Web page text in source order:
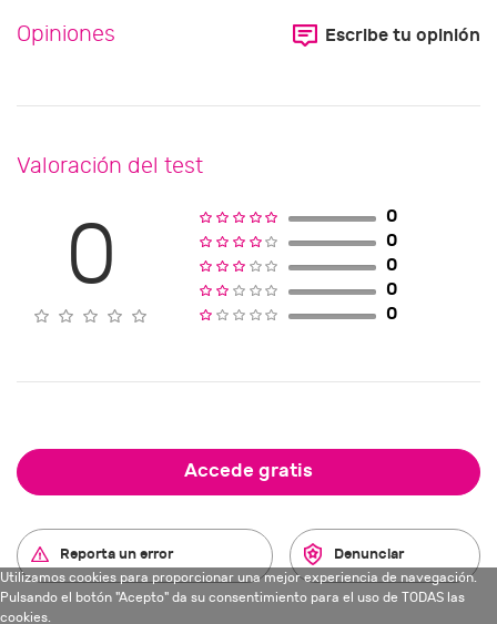
Opiniones Escribe tu opinión
Valoración del test
0
0
0
0
0
0
Accede gratis
Reporta un error Denunciar
Utilizamos cookies para proporcionar una mejor experiencia de navegación.
Pulsando el botón "Acepto" da su consentimiento para el uso de TODAS las
cookies.